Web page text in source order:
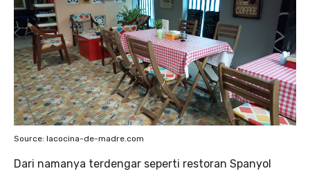
Source: lacocina-de-madre.com
Dari namanya terdengar seperti restoran Spanyol